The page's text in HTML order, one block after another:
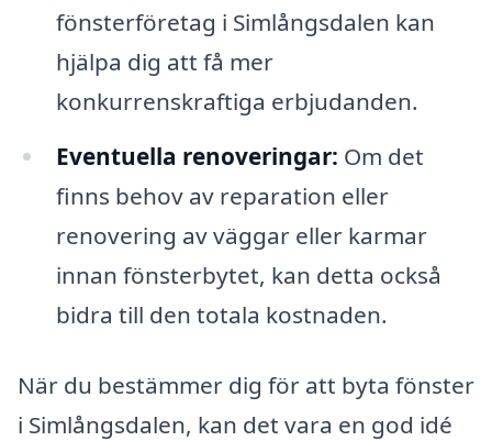
fönsterföretag i Simlångsdalen kan
hjälpa dig att få mer
konkurrenskraftiga erbjudanden.
Eventuella renoveringar: Om det
finns behov av reparation eller
renovering av väggar eller karmar
innan fönsterbytet, kan detta också
bidra till den totala kostnaden.
När du bestämmer dig för att byta fönster
i Simlångsdalen, kan det vara en god idé